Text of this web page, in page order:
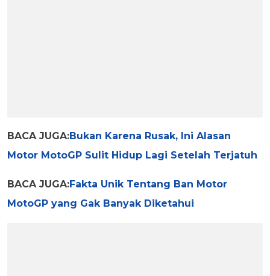
BACA JUGA:Bukan Karena Rusak, Ini Alasan
Motor MotoGP Sulit Hidup Lagi Setelah Terjatuh
BACA JUGA:Fakta Unik Tentang Ban Motor
MotoGP yang Gak Banyak Diketahui